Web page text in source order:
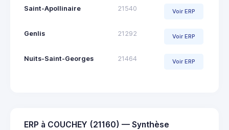
Saint-Apollinaire 21540 Voir ERP
Genlis 21292 Voir ERP
Nuits-Saint-Georges 21464 Voir ERP
ERP à COUCHEY (21160) — Synthèse